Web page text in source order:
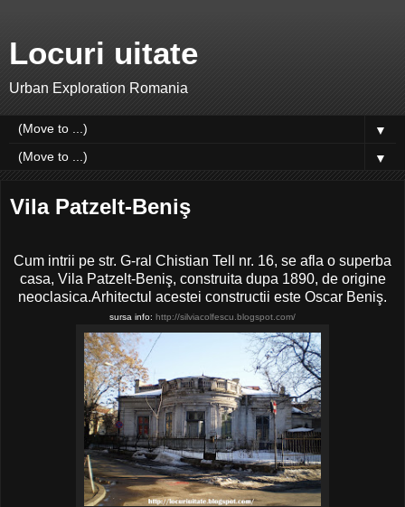
Locuri uitate
Urban Exploration Romania
▼
▼
Vila Patzelt-Beniş
Cum intrii pe str. G-ral Chistian Tell nr. 16, se afla o superba
casa, Vila Patzelt-Beniş, construita dupa 1890, de origine
neoclasica.Arhitectul acestei constructii este Oscar Beniş.
sursa info: http://silviacolfescu.blogspot.com/